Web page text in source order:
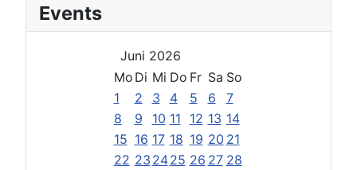
Events
Juni 2026
Mo Di Mi Do Fr Sa So
1
2 3 4 5 6
7
8
9 10 11 12 13 14
15 16 17 18 19 20 21
22 23 2425 26 27 28